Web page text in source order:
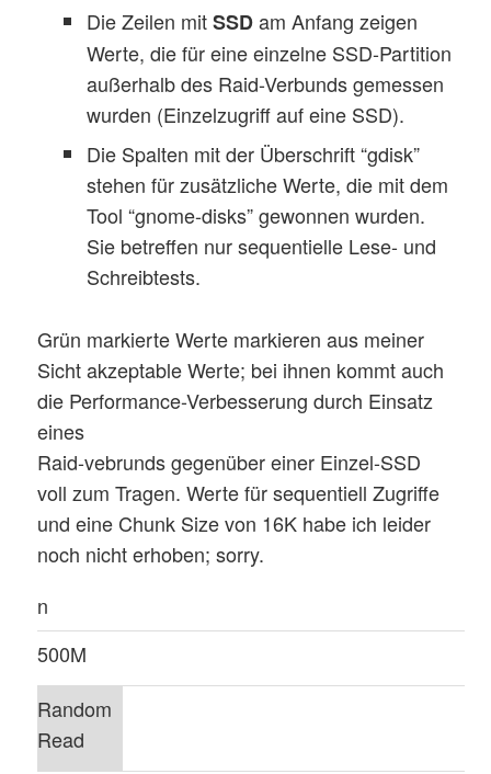
Die Zeilen mitSSDam Anfang zeigen
Werte, die für eine einzelne SSD-Partition
außerhalb des Raid-Verbunds gemessen
wurden (Einzelzugriff auf eine SSD).
Die Spalten mit der Überschrift “gdisk”
stehen für zusätzliche Werte, die mit dem
Tool “gnome-disks” gewonnen wurden.
Sie betreffen nur sequentielle Lese- und
Schreibtests.
Grün markierte Werte markieren aus meiner
Sicht akzeptable Werte; bei ihnen kommt auch
die Performance-Verbesserung durch Einsatz
eines
Raid-vebrunds gegenüber einer Einzel-SSD
voll zum Tragen. Werte für sequentiell Zugriffe
und eine Chunk Size von 16K habe ich leider
noch nicht erhoben; sorry.
n
500M
Random
Read